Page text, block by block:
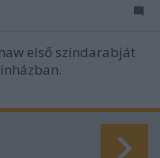
első színdarabját